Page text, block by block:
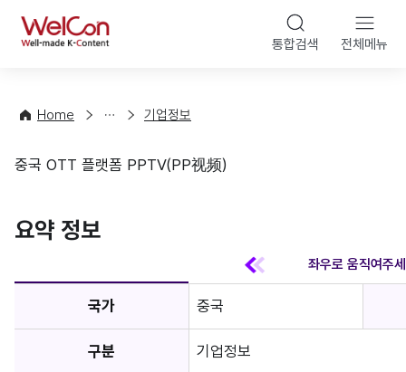
WelCon 통합검색 전체메뉴
Home
컨
팅
해
기
정
기업정보
기업정보
중국 OTT 플랫폼 PPTV(PP视频)
요약 정보
국가 중국
구분 기업정보